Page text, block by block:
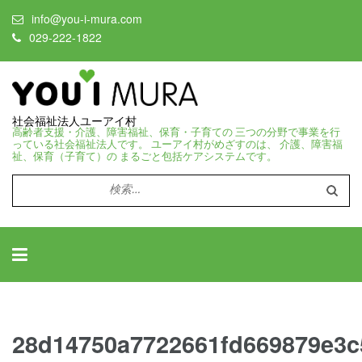
info@you-i-mura.com
029-222-1822
社会福祉法人ユーアイ村
高齢者支援・介護、障害福祉、保育・子育ての 三つの分野で事業を行
っている社会福祉法人です。 ユーアイ村がめざすのは、 介護、障害福
祉、保育（子育て）の まるごと包括ケアシステムです。
検
索: